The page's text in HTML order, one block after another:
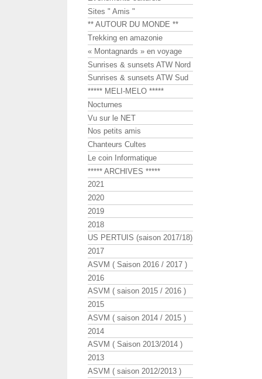
Sites " Amis "
** AUTOUR DU MONDE **
Trekking en amazonie
« Montagnards » en voyage
Sunrises & sunsets ATW Nord
Sunrises & sunsets ATW Sud
***** MELI-MELO *****
Nocturnes
Vu sur le NET
Nos petits amis
Chanteurs Cultes
Le coin Informatique
***** ARCHIVES *****
2021
2020
2019
2018
US PERTUIS (saison 2017/18)
2017
ASVM ( Saison 2016 / 2017 )
2016
ASVM ( saison 2015 / 2016 )
2015
ASVM ( saison 2014 / 2015 )
2014
ASVM ( Saison 2013/2014 )
2013
ASVM ( saison 2012/2013 )